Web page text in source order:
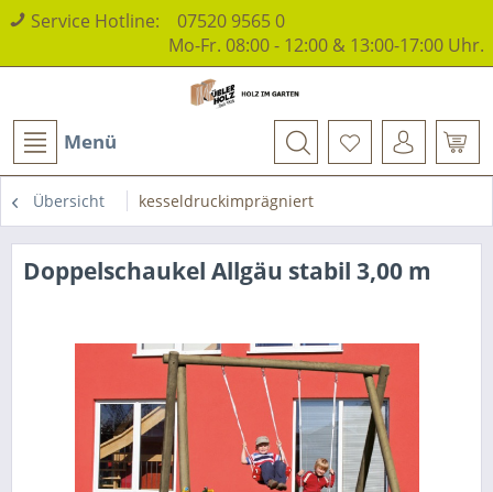
Service Hotline: 07520 9565 0
Mo-Fr. 08:00 - 12:00 & 13:00-17:00 Uhr.
Menü
Übersicht kesseldruckimprägniert
Doppelschaukel Allgäu stabil 3,00 m